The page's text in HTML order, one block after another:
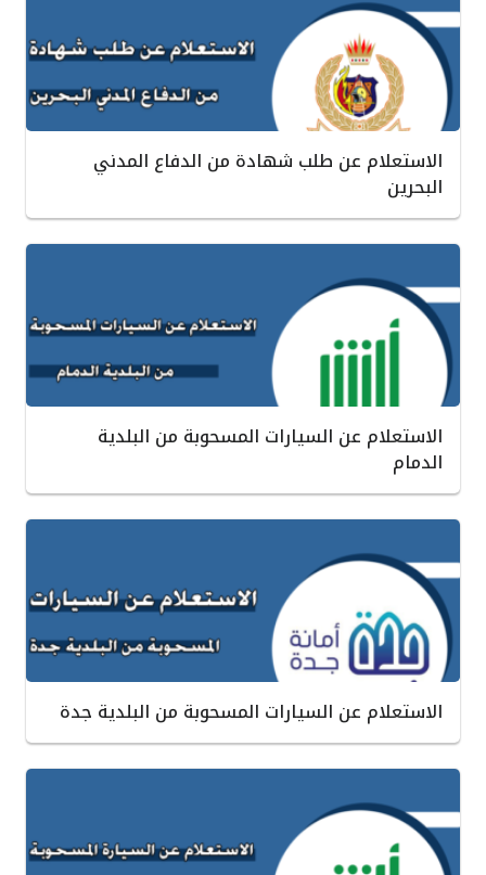
الاستعلام عن طلب شهادة من الدفاع المدني
البحرين
الاستعلام عن السيارات المسحوبة من البلدية
الدمام
الاستعلام عن السيارات المسحوبة من البلدية جدة